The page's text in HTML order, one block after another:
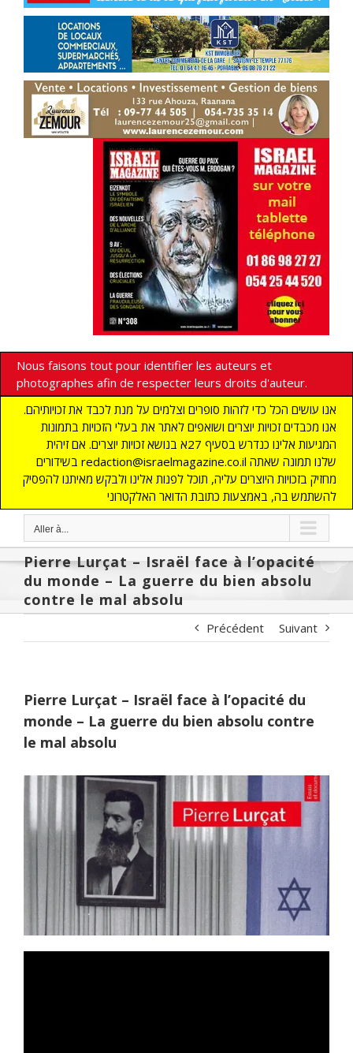
Nous faisons tout pour identifier les auteurs et
photographes afin de respecter leurs droits d'auteur.
אנו עושים הכל כדי לזהות סופרים וצלמים על מנת לכבד את זכויותיהם.
אנו מכבדים זכויות יוצרים ושואפים לאתר את בעלי הזכויות בתמונות
המגיעות אלינו כנדרש בסעיף 27א בנושא זכויות יוצרים. אם זיהית
בשידורים redaction@israelmagazine.co.il שלנו תמונה שאתה
מחזיק בזכויות היוצרים עליה, תוכל לפנות אלינו ולבקש מאיתנו להפסיק
להשתמש בה, באמצעות כתובת הדואר האלקטרוני
Aller à...
Pierre Lurçat – Israël face à l’opacité
du monde – La guerre du bien absolu
contre le mal absolu
Précédent Suivant
Pierre Lurçat – Israël face à l’opacité du
monde – La guerre du bien absolu contre
le mal absolu